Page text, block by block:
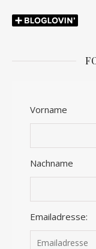
Vorname
Nachname
Emailadresse: